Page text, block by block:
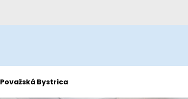
Považská Bystrica